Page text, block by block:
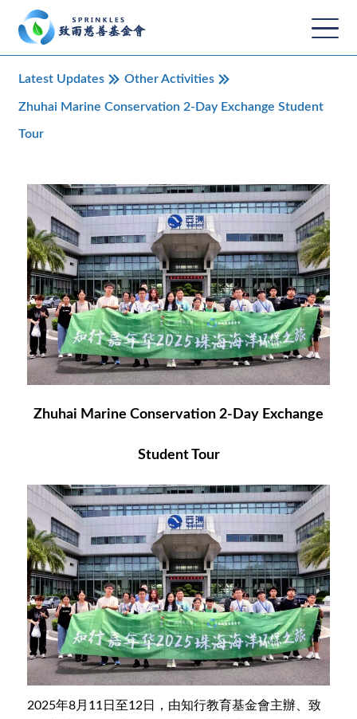
Latest Updates Other Activities
Zhuhai Marine Conservation 2‑Day Exchange Student
Tour
Zhuhai Marine Conservation 2‑Day Exchange
Student Tour
2025年8月11日至12日，由知行教育基金會主辦、致